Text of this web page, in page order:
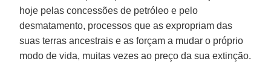
hoje pelas concessões de petróleo e pelo
desmatamento, processos que as expropriam das
suas terras ancestrais e as forçam a mudar o próprio
modo de vida, muitas vezes ao preço da sua extinção.